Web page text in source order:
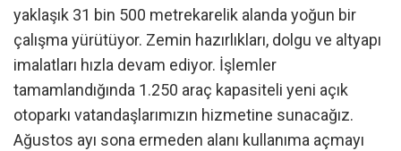
yaklaşık 31 bin 500 metrekarelik alanda yoğun bir
çalışma yürütüyor. Zemin hazırlıkları, dolgu ve altyapı
imalatları hızla devam ediyor. İşlemler
tamamlandığında 1.250 araç kapasiteli yeni açık
otoparkı vatandaşlarımızın hizmetine sunacağız.
Ağustos ayı sona ermeden alanı kullanıma açmayı